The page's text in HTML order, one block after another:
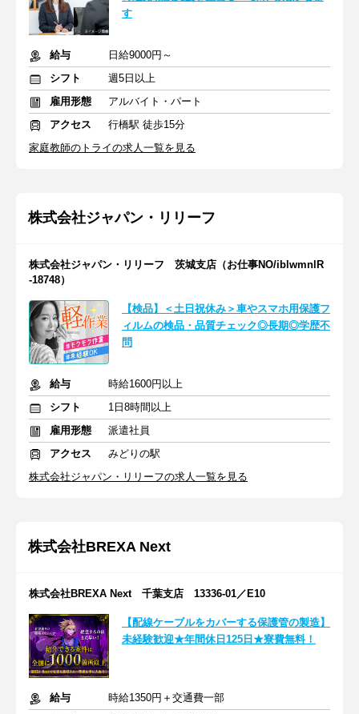
す
給与
日給9000円～
シフト
週5日以上
雇用形態
アルバイト・パート
アクセス
行橋駅 徒歩15分
家庭教師のトライの求人一覧を見る
株式会社ジャパン・リリーフ
株式会社ジャパン・リリーフ 茨城支店（お仕事NO/iblwmnlR
-18748）
【検品】＜土日祝休み＞車やスマホ用保護フ
ィルムの検品・品質チェック◎長期◎学歴不
問
給与
時給1600円以上
シフト
1日8時間以上
雇用形態
派遣社員
アクセス
みどりの駅
株式会社ジャパン・リリーフの求人一覧を見る
株式会社BREXA Next
株式会社BREXA Next 千葉支店 13336-01／E10
【配線ケーブルをカバーする保護管の製造】
未経験歓迎★年間休日125日★寮費無料！
給与
時給1350円＋交通費一部